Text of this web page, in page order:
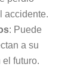
accidente.
: Puede
a su
futuro.